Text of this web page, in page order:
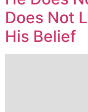
Does Not
His Belief